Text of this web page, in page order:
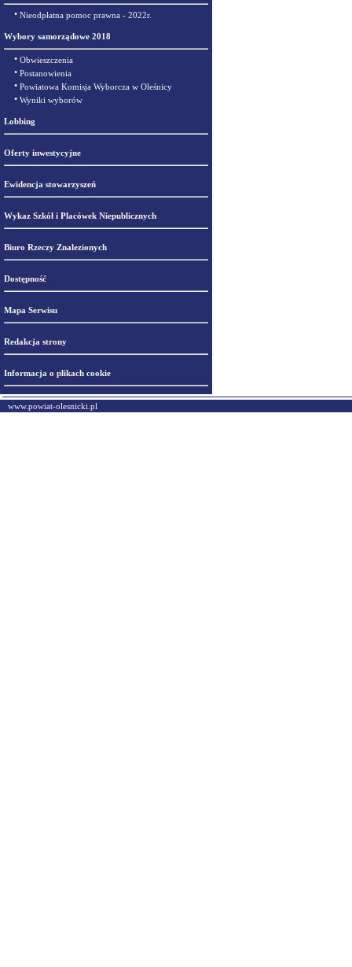
• Nieodpłatna pomoc prawna - 2022r.
Wybory samorządowe 2018
• Obwieszczenia
• Postanowienia
• Powiatowa Komisja Wyborcza w Oleśnicy
• Wyniki wyborów
Lobbing
Oferty inwestycyjne
Ewidencja stowarzyszeń
Wykaz Szkół i Placówek Niepublicznych
Biuro Rzeczy Znalezionych
Dostępność
Mapa Serwisu
Redakcja strony
Informacja o plikach cookie
www.powiat-olesnicki.pl